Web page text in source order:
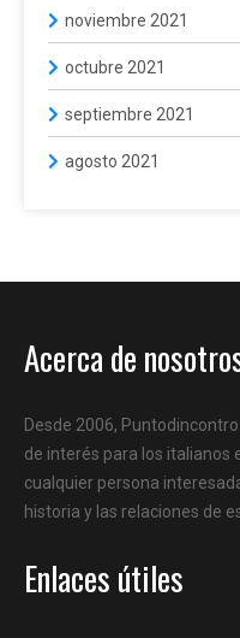
noviembre 2021
octubre 2021
septiembre 2021
agosto 2021
Acerca de
Desde 2006,
de interés para los italianos
cualquier persona
historia y las relaciones de
Enlaces útiles